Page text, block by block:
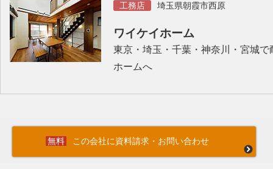
工務店 埼玉県朝霞市西原
ワイケイホーム
東京・埼玉・千葉・神奈川・宮城
ホームへ
この会社に資料請求・お問い合わせ